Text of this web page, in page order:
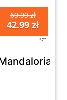
69.99 zł
42.99 zł
szt